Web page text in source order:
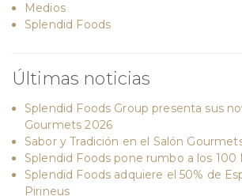
Medios
Splendid Foods
Últimas noticias
Splendid Foods Group presenta sus
Gourmets 2026
Sabor y Tradición en el Salón
Splendid Foods pone rumbo a los 100
Splendid Foods adquiere el 50% de
Pirineus